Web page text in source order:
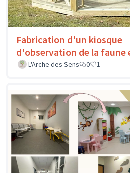
Fabrication d'un kiosque
d'observation de la faune
L'Arche des Sens
0 1